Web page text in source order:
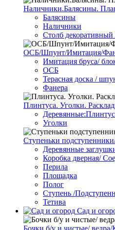
Наличники.Балясины.
Балясины
Наличники
Столб
ОСБ/Шпунт/Имитация/
Имитация бруса/
ОСБ
Терасная доска /
Фанера
Плинтуса. Уголки.
Уголки
Ступеньки
Деревянные
Коробка дверная/
Перила
Площадка
Полог
Ступень /
Тетива
Сад и
Бочки б/у и чистые/